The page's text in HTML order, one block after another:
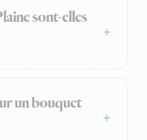
sont-elles
un bouquet